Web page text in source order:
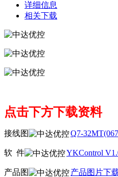
详细信息
相关下载
点击下方下载资料
接线图 Q7-
软 件 YKControl
产品图 产品图片下